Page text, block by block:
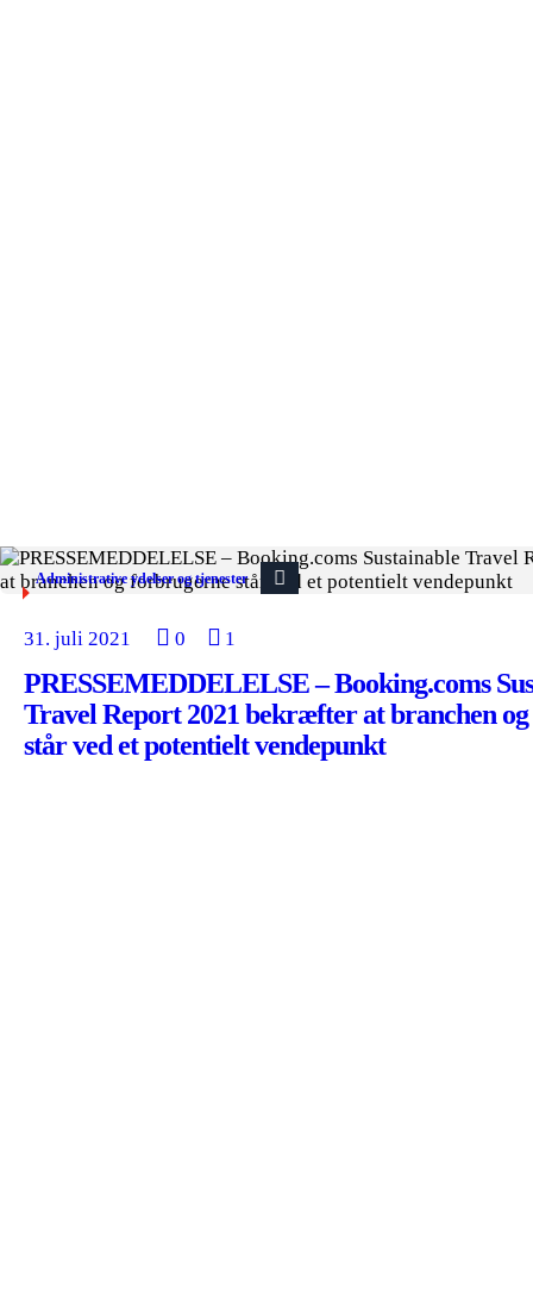
Administrative ydelser og tjenester
31. juli 2021 0 1
PRESSEMEDDELELSE – Booking.coms
Travel Report 2021 bekræfter at branchen
står ved et potentielt vendepunkt